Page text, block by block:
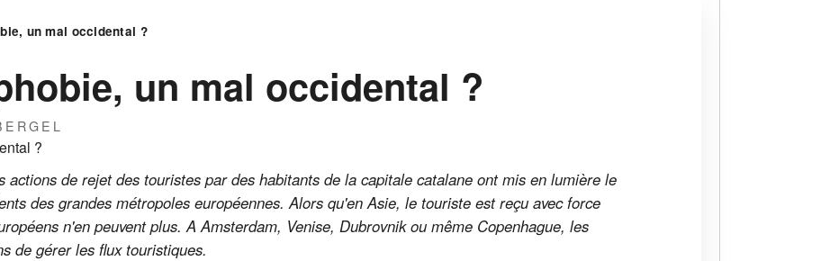
un mal occidental ?
un mal occidental ?
actions de rejet des touristes par des habitants de la capitale catalane ont mis en lumière le
des grandes métropoles européennes. Alors qu'en Asie, le touriste est reçu avec force
n'en peuvent plus. A Amsterdam, Venise, Dubrovnik ou même Copenhague, les
de gérer les flux touristiques.